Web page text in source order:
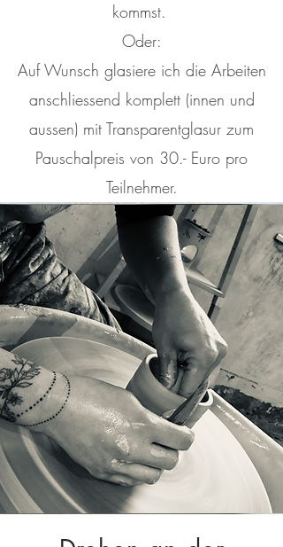
kommst.
Oder:
Auf Wunsch glasiere ich die Arbeiten
anschliessend komplett (innen und
aussen) mit Transparentglasur zum
Pauschalpreis von 30.- Euro pro
Teilnehmer.